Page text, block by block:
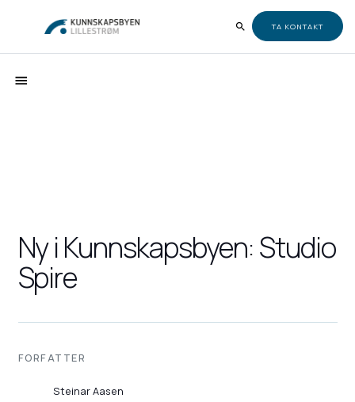
TA KONTAKT
Ny i Kunnskapsbyen: Studio
Spire
FORFATTER
Steinar Aasen